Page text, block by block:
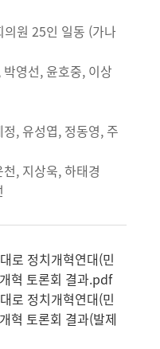
의원 25인 일동 (가나
영선, 윤호중, 이상
, 유성엽, 정동영, 주
, 지상욱, 하태경
로 정치개혁연대(민
혁 토론회 결과.pdf
로 정치개혁연대(민
혁 토론회 결과(발제